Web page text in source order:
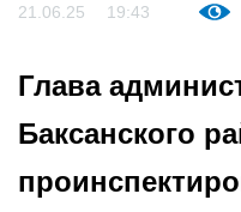
21.06.25 19:43
Глава
Баксанского